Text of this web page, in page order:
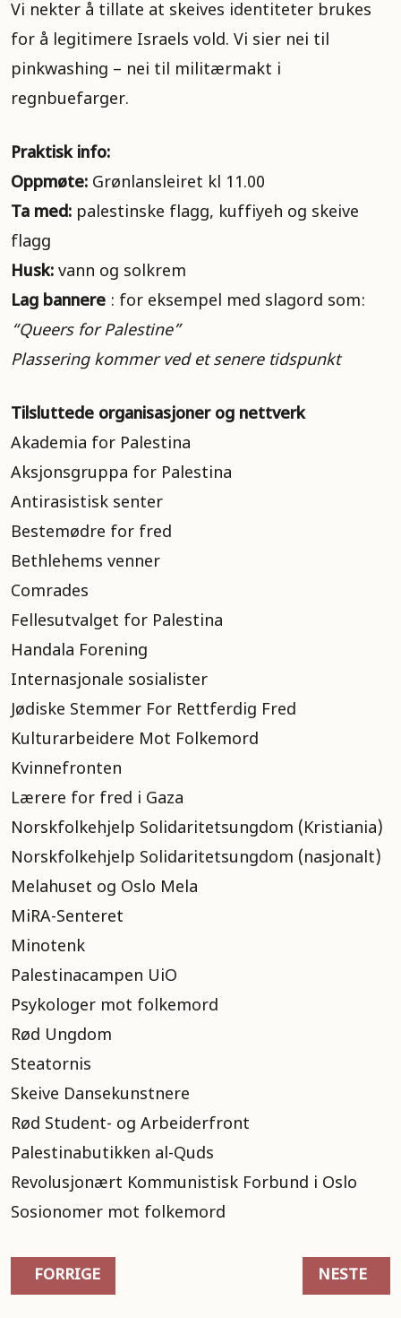
Vi nekter å tillate at skeives identiteter brukes
for å legitimere Israels vold. Vi sier nei til
pinkwashing – nei til militærmakt i
regnbuefarger.
Praktisk info:
Oppmøte: Grønlansleiret kl 11.00
Ta med: palestinske flagg, kuffiyeh og skeive
flagg
Husk: vann og solkrem
Lag bannere : for eksempel med slagord som:
“Queers for Palestine”
Plassering kommer ved et senere tidspunkt
Tilsluttede organisasjoner og nettverk
Akademia for Palestina
Aksjonsgruppa for Palestina
Antirasistisk senter
Bestemødre for fred
Bethlehems venner
Comrades
Fellesutvalget for Palestina
Handala Forening
Internasjonale sosialister
Jødiske Stemmer For Rettferdig Fred
Kulturarbeidere Mot Folkemord
Kvinnefronten
Lærere for fred i Gaza
Norskfolkehjelp Solidaritetsungdom (Kristiania)
Norskfolkehjelp Solidaritetsungdom (nasjonalt)
Melahuset og Oslo Mela
MiRA-Senteret
Minotenk
Palestinacampen UiO
Psykologer mot folkemord
Rød Ungdom
Steatornis
Skeive Dansekunstnere
Rød Student- og Arbeiderfront
Palestinabutikken al-Quds
Revolusjonært Kommunistisk Forbund i Oslo
Sosionomer mot folkemord
FORRIGE ARTIKKEL: VALG: DETTE MENER
FORRIGE NESTE
NESTE